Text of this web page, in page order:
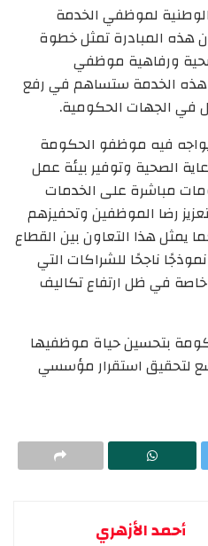
لموظفي الخدمة
هذه المبادرة تمثل خطوة
ورفاهية موظفي
هذه الخدمة ستساهم في رفع
في الجهات الحكومية.
فيه موظفو الحكومة
الصحية وتوفير بيئة عمل
مباشرة على الخدمات
رضا الموظفين وتحفيزهم
يمثل هذا التعاون بين القطاع
ناجحًا للشراكات التي
خاصة في ظل ارتفاع تكاليف
بتحسين حياة موظفيها
لتحقيق استقرار مؤسسي
أحمد الأزهري